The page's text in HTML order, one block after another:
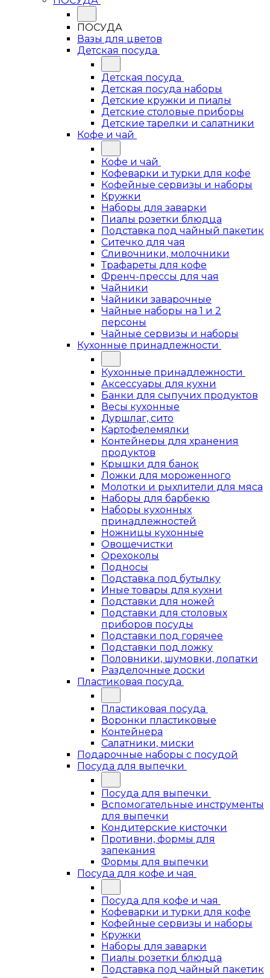
ПОСУДА
Вазы для цветов
Детская посуда
Детская посуда
Детская посуда наборы
Детские кружки и пиалы
Детские столовые приборы
Детские тарелки и салатники
Кофе и чай
Кофе и чай
Кофеварки и турки для кофе
Кофейные сервизы и наборы
Кружки
Наборы для заварки
Пиалы розетки блюдца
Подставка под чайный пакетик
Ситечко для чая
Сливочники, молочники
Трафареты для кофе
Френч-прессы для чая
Чайники
Чайники заварочные
Чайные наборы на 1 и 2
персоны
Чайные сервизы и наборы
Кухонные принадлежности
Кухонные принадлежности
Аксессуары для кухни
Банки для сыпучих продуктов
Весы кухонные
Дуршлаг, сито
Картофелемялки
Контейнеры для хранения
продуктов
Крышки для банок
Ложки для мороженного
Молотки и рыхлители для мяса
Наборы для барбекю
Наборы кухонных
принадлежностей
Ножницы кухонные
Овощечистки
Орехоколы
Подносы
Подставка под бутылку
Иные товары для кухни
Подставки для ножей
Подставки для столовых
приборов посуды
Подставки под горячее
Подставки под ложку
Половники, шумовки, лопатки
Разделочные доски
Пластиковая посуда
Пластиковая посуда
Воронки пластиковые
Контейнера
Салатники, миски
Подарочные наборы с посудой
Посуда для выпечки
Посуда для выпечки
Вспомогательные инструменты
для выпечки
Кондитерские кисточки
Противни, формы для
запекания
Формы для выпечки
Посуда для кофе и чая
Посуда для кофе и чая
Кофеварки и турки для кофе
Кофейные сервизы и наборы
Кружки
Наборы для заварки
Пиалы розетки блюдца
Подставка под чайный пакетик